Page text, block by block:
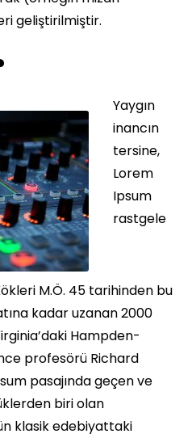
geliştirilmiştir.
Yaygın
inancın
tersine,
Lorem
Ipsum
rastgele
M.Ö. 45 tarihinden bu
kadar uzanan 2000
Hampden-
profesörü Richard
pasajında geçen ve
biri olan
klasik edebiyattaki